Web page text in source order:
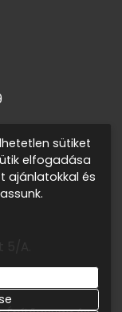
A.
sütiket
elfogadása
ajánlatokkal és